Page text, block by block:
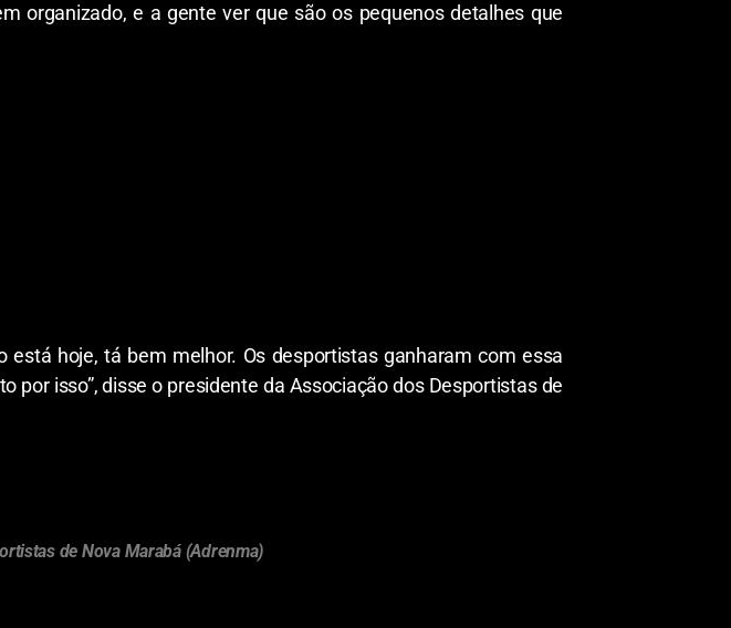
organizado, e a gente ver que são os pequenos detalhes que
hoje, tá bem melhor. Os desportistas ganharam com essa
isso”, disse o presidente da Associação dos Desportistas de
de Nova Marabá (Adrenma)